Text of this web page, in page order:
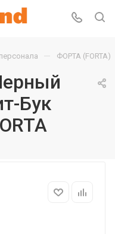
— ФОРТА (FORTA)
Бук